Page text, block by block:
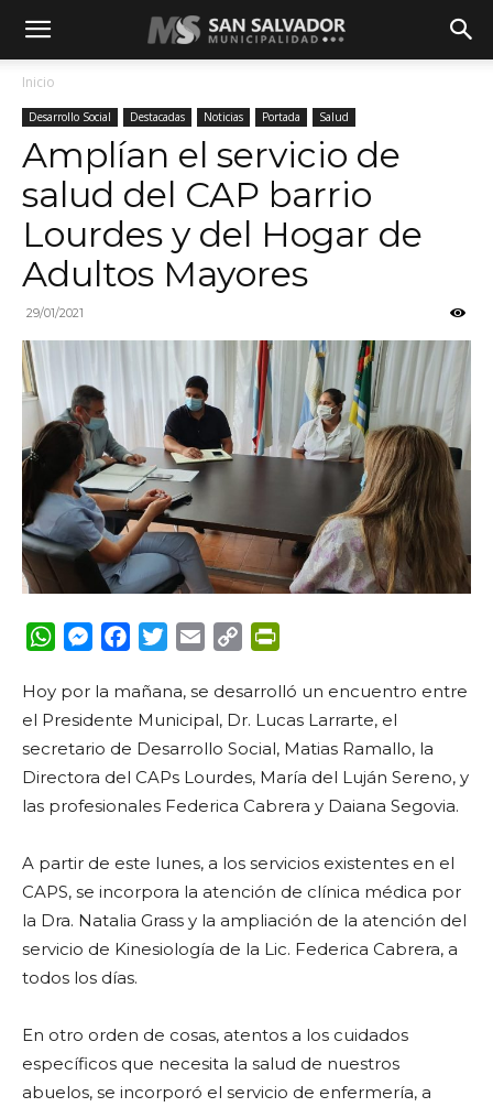
Inicio
Desarrollo Social Destacadas Noticias Portada Salud
Amplían el servicio de
salud del CAP barrio
Lourdes y del Hogar de
Adultos Mayores
29/01/2021
WhatsApp
Messenger
FacebookTwitterEmail Copy
Hoy por la mañana, se desarrolló un encuentro entre
el Presidente Municipal, Dr. Lucas Larrarte, el
secretario de Desarrollo Social, Matias Ramallo, la
Directora del CAPs Lourdes, María del Luján Sereno, y
las profesionales Federica Cabrera y Daiana Segovia.
A partir de este lunes, a los servicios existentes en el
CAPS, se incorpora la atención de clínica médica por
la Dra. Natalia Grass y la ampliación de la atención del
servicio de Kinesiología de la Lic. Federica Cabrera, a
todos los días.
En otro orden de cosas, atentos a los cuidados
específicos que necesita la salud de nuestros
abuelos, se incorporó el servicio de enfermería, a